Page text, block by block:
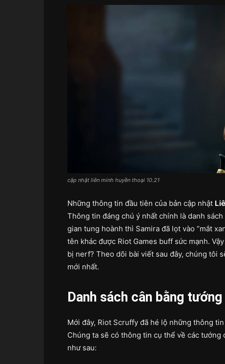
cập nhật liên minh huyền thoại 10.21
Những thông tin đầu tiên của bản cập nhật
Thông tin đáng chú ý nhất chính là danh
gian tung hoành thì Samira đã lọt vào “mắt
tên khác được Riot Games buff sức mạnh.
bị nerf? Theo dõi bài viết sau đây, chúng tôi
mới nhất.
Danh sách cân bằng
Mới đây, Riot Scruffy đã hé lộ những thông
Chúng ta sẽ có thông tin cụ thể về các tướng
như sau: